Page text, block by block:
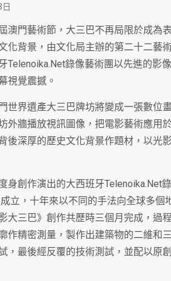
澳門藝術節，大三巴不再局限於成為
化背景，由文化局主辦的第二十二藝
Telenoika.Net錄像藝術團以先進的影
視覺震撼。
世界遺產大三巴牌坊將變成一張數位
外牆播放視訊圖像，把電影藝術應用
後深厚的歷史文化背景作題材，以光
身創作演出的大西班牙Telenoika.Net
立，十年來以不同的手法向全球多個
大三巴》創作共歷時三個月完成，過
作精密測量，製作出建築物的二維和
，最後經反覆的技術測試，並配以原